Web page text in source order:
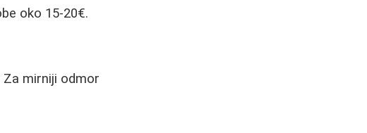
oko 15-20€.
Za mirniji odmor